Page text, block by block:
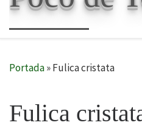
Portada»Fulica cristata
Fulica